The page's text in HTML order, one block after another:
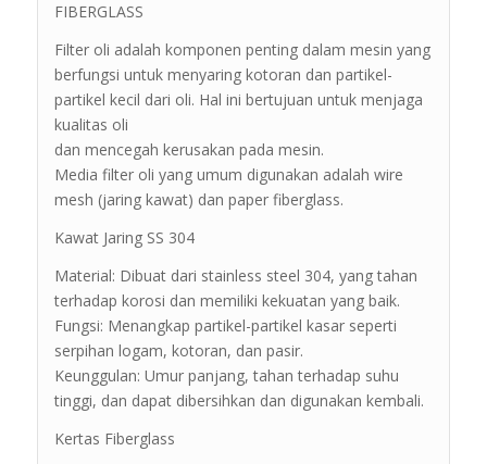
FIBERGLASS
Filter oli adalah komponen penting dalam mesin yang
berfungsi untuk menyaring kotoran dan partikel-
partikel kecil dari oli. Hal ini bertujuan untuk menjaga
kualitas oli
dan mencegah kerusakan pada mesin.
Media filter oli yang umum digunakan adalah wire
mesh (jaring kawat) dan paper fiberglass.
Kawat Jaring SS 304
Material: Dibuat dari stainless steel 304, yang tahan
terhadap korosi dan memiliki kekuatan yang baik.
Fungsi: Menangkap partikel-partikel kasar seperti
serpihan logam, kotoran, dan pasir.
Keunggulan: Umur panjang, tahan terhadap suhu
tinggi, dan dapat dibersihkan dan digunakan kembali.
Kertas Fiberglass